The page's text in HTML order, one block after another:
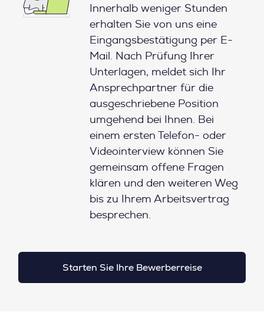
Innerhalb weniger Stunden
erhalten Sie von uns eine
Eingangsbestätigung per E-
Mail. Nach Prüfung Ihrer
Unterlagen, meldet sich Ihr
Ansprechpartner für die
ausgeschriebene Position
umgehend bei Ihnen. Bei
einem ersten Telefon- oder
Videointerview können Sie
gemeinsam offene Fragen
klären und den weiteren Weg
bis zu Ihrem Arbeitsvertrag
besprechen.
Starten Sie Ihre Bewerberreise